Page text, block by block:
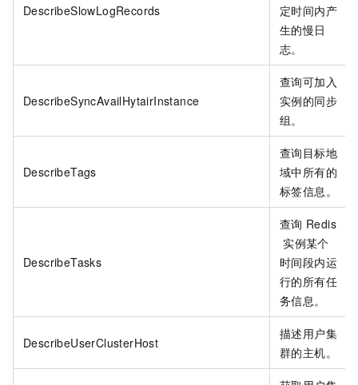
DescribeSlowLogRecords
定时间内产
生的慢日
志。
DescribeSyncAvailHytairInstance
查询可加入
实例的同步
组。
DescribeTags
查询目标地
域中所有的
标签信息。
DescribeTasks
查询 Redis
实例某个
时间段内运
行的所有任
务信息。
DescribeUserClusterHost
描述用户集
群的主机。